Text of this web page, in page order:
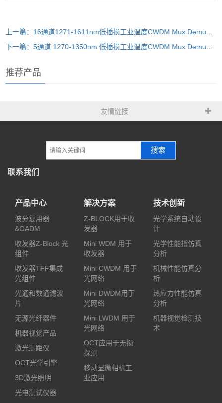
推荐产品
友情链接
搜索
联系我们
产品中心
波分复用器
&OADM
收发器Z-Block 光
组件
收发器TFF集成
光组件
光通和数通滤波
片
无源光纤器件
机器视觉产品
激光测距仪
OCT光学引擎
3D激光照明
光电测试仪器
解决方案
Z-BLOCK用于收
发器
Mini WDM 用于
收发器
Mini CWDM 用于
光网络
Mini DWDM用于
光网络
Mini LWDM 用于
光网络
OCT应用于无损
探测
移动显微相机工
业应用
技术创新
光学系统自动设
计
光学性能指仿真
分析
机械性能仿真分
析
热应力性能仿真
分析
机器视觉检测技
术